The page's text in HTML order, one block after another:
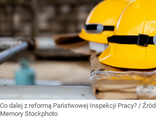
Co dalej z reformą Państwowej Inspekcji Pracy? /
Memory Stockphoto